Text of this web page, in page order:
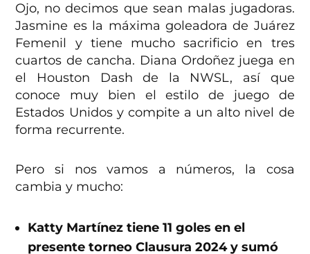
Ojo, no decimos que sean malas jugadoras.
Jasmine es la máxima goleadora de Juárez
Femenil y tiene mucho sacrificio en tres
cuartos de cancha. Diana Ordoñez juega en
el Houston Dash de la NWSL, así que
conoce muy bien el estilo de juego de
Estados Unidos y compite a un alto nivel de
forma recurrente.
Pero si nos vamos a números, la cosa
cambia y mucho:
Katty Martínez tiene 11 goles en el
presente torneo Clausura 2024 y sumó